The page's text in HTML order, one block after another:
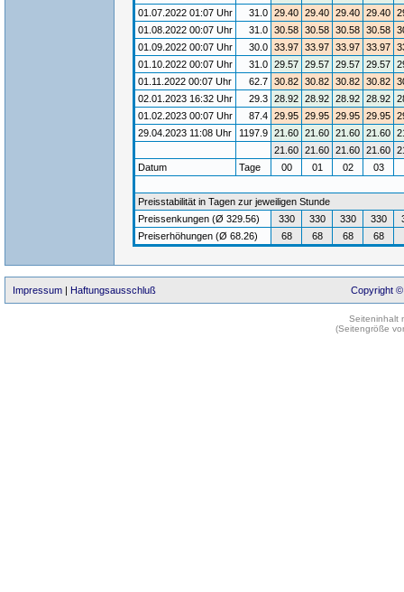
01.07.2022 01:07 Uhr
31.0 29.40 29.40 29.40 29.40
01.08.2022 00:07 Uhr
31.0 30.58 30.58 30.58 30.58
01.09.2022 00:07 Uhr
30.0 33.97 33.97 33.97 33.97
01.10.2022 00:07 Uhr
31.0 29.57 29.57 29.57 29.57
01.11.2022 00:07 Uhr
62.7 30.82 30.82 30.82 30.82
02.01.2023 16:32 Uhr
29.3 28.92 28.92 28.92 28.92
01.02.2023 00:07 Uhr
87.4 29.95 29.95 29.95 29.95
29.04.2023 11:08 Uhr
1197.9 21.60 21.60 21.60 21.60
21.60 21.60 21.60 21.60
Datum
Tage 00 01 02 03
Preisstabilität in Tagen zur jeweiligen Stunde
Preissenkungen (Ø 329.56)
330 330 330 330
Preiserhöhungen (Ø 68.26)
68 68 68 68
Impressum | Haftungsausschluß Copyright ©
Seiteninhalt
(Seitengröße